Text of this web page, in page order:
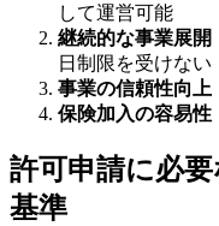
して運営可能
継続的な事業展開
日制限を受けない
事業の信頼性向上
保険加入の容易性
許可申請に必
基準